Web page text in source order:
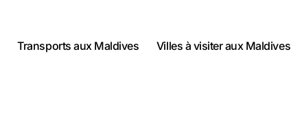
Transports aux Maldives Villes à visiter aux Maldives